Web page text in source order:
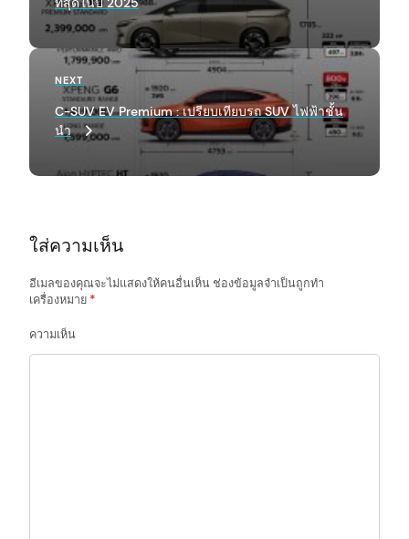
n
g
o
n
Next
Post
NEXT
C-SUV EV Premium : เปรียบเทียบรถ SUV ไฟฟ้าชั้น
นำ
ใส่ความเห็น
อีเมลของคุณจะไม่แสดงให้คนอื่นเห็นช่องข้อมูลจำเป็นถูกทำ
เครื่องหมาย *
ความเห็น